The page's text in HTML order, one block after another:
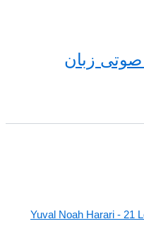
صوتی زبان